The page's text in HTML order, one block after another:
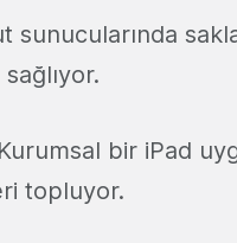
sunucularında
sağlıyor.
Kurumsal bir iPad
topluyor.